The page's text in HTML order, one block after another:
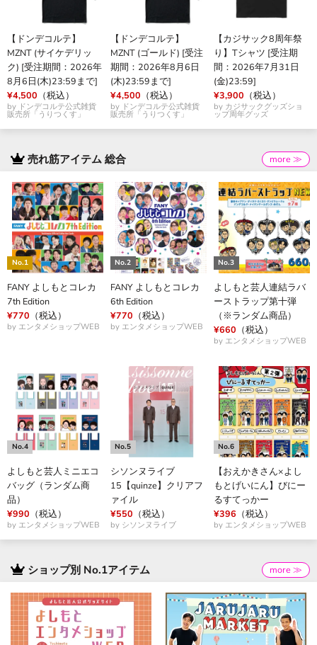
【ドンデコルテ】
MZNT (サイケデリッ
ク) [受注期間：2026年
8月6日(木)23:59まで]
¥4,500 （税込）
by ドンデコルテ公式雑貨
販売所「うりつくす」
【ドンデコルテ】
MZNT (ゴールド) [受注
期間：2026年8月6日
(木)23:59まで]
¥4,500 （税込）
by ドンデコルテ公式雑貨
販売所「うりつくす」
【カジサック8周年祭
り】Tシャツ [受注期
間：2026年7月31日
(金)23:59]
¥3,900 （税込）
by カジサックグッズショ
ップ周年グッズ
売れ筋アイテム 総合 more ≫
FANY よしもとコレカ
7th Edition
¥770 （税込）
by エンタメショップWEB
FANY よしもとコレカ
6th Edition
¥770 （税込）
by エンタメショップWEB
よしもと芸人連結ラバ
ーストラップ第十弾
（※ランダム商品）
¥660 （税込）
by エンタメショップWEB
よしもと芸人ミニエコ
バッグ（ランダム商
品）
¥990 （税込）
by エンタメショップWEB
シソンヌライブ
15【quinze】クリアフ
ァイル
¥550 （税込）
by シソンヌライブ
【おえかきさん×よし
もとげいにん】びにー
るすてっかー
¥396 （税込）
by エンタメショップWEB
ショップ別 No.1アイテム more ≫